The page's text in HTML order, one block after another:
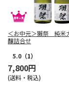
＜お中元＞獺祭 純米
醸詰合せ
5.0 （1）
7,800円
(送料・税込)